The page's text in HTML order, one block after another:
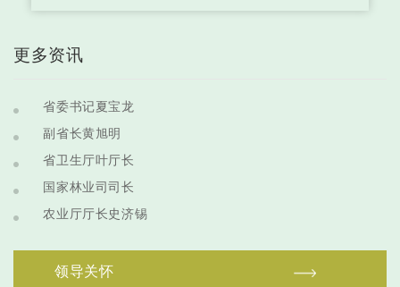
更多资讯
省委书记夏宝龙
副省长黄旭明
省卫生厅叶厅长
国家林业司司长
农业厅厅长史济锡
领导关怀